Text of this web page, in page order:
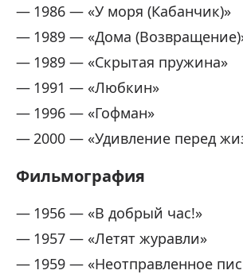
1986 — «У моря (Кабанчик)»
1989 — «Дома
1989 — «Скрытая пружина»
1991 — «Любкин»
1996 — «Гофман»
2000 — «Удивление перед
Фильмография
1956 — «В добрый час!»
1957 — «Летят журавли»
1959 — «Неотправленное